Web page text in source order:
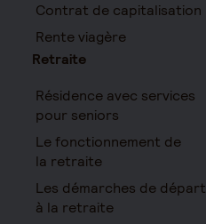
Contrat de capitalisation
Rente viagère
Retraite
Résidence avec services
pour seniors
Le fonctionnement de
la retraite
Les démarches de départ
à la retraite